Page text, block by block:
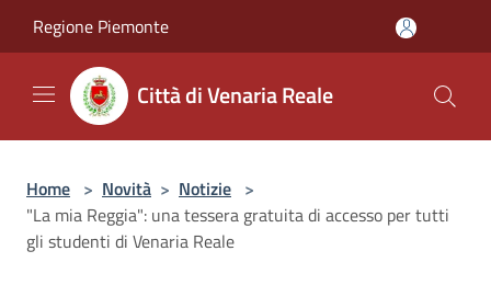
Regione Piemonte
Città di Venaria Reale
Home > Novità > Notizie >
"La mia Reggia": una tessera gratuita di accesso per tutti
gli studenti di Venaria Reale